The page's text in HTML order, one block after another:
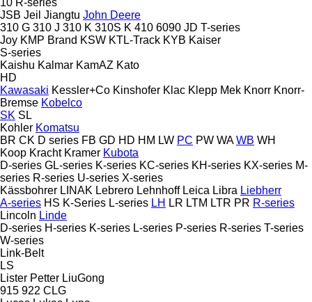
JSB Jeil Jiangtu John Deere
310 G 310 J 310 K 310S K 410 6090 JD T-series
Joy KMP Brand KSW KTL-Track KYB Kaiser
S-series
Kaishu Kalmar KamAZ Kato
HD
Kawasaki Kessler+Co Kinshofer Klac Klepp Mek Knorr Knorr-
Bremse Kobelco
SK SL
Kohler Komatsu
BR CK D series FB GD HD HM LW PC PW WA WB WH
Koop Kracht Kramer Kubota
D-series GL-series K-series KC-series KH-series KX-series M-
series R-series U-series X-series
Kässbohrer LINAK Lebrero Lehnhoff Leica Libra Liebherr
A-series HS K-Series L-series LH LR LTM LTR PR R-series
Lincoln Linde
D-series H-series K-series L-series P-series R-series T-series
W-series
Link-Belt
LS
Lister Petter LiuGong
915 922 CLG